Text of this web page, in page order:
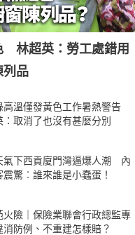
林超英：勞工處錯用
品
高溫僅發黃色工作暑熱警告
：取消了也沒有甚麼分別
氣下西貢廈門灣逼爆人潮 內
震驚︰誰來誰是小蠢蛋！
火險｜保險業聯會行政總監專
防例、不重建怎樣賠？